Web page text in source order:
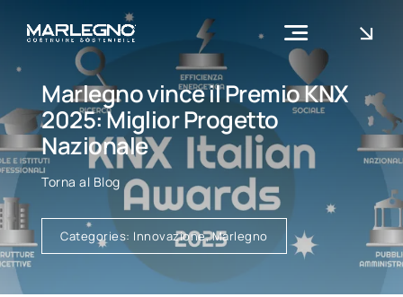
content
Toggle
Navigation
Azienda
Cosa facciamo
Contatti
Marlegno vince il Premio KNX
2025: Miglior Progetto
Nazionale
Torna al Blog
Categories: Innovazione,Marlegno